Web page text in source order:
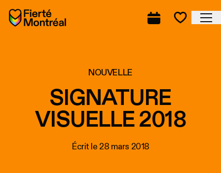
Aller à la navigation
Aller à la navigation
Aller au contenu
Accueil
Mes
NOUVELLE
SIGNATURE
VISUELLE 2018
Écrit le 28 mars 2018